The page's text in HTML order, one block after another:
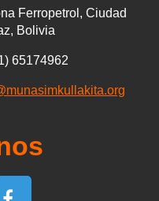
Ferropetrol, Ciudad
Bolivia
65174962